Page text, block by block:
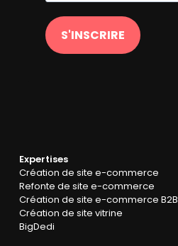
S'INSCRIRE
Expertises
Création de site e-commerce
Refonte de site e-commerce
Création de site e-commerce B2B
Création de site vitrine
BigDedi